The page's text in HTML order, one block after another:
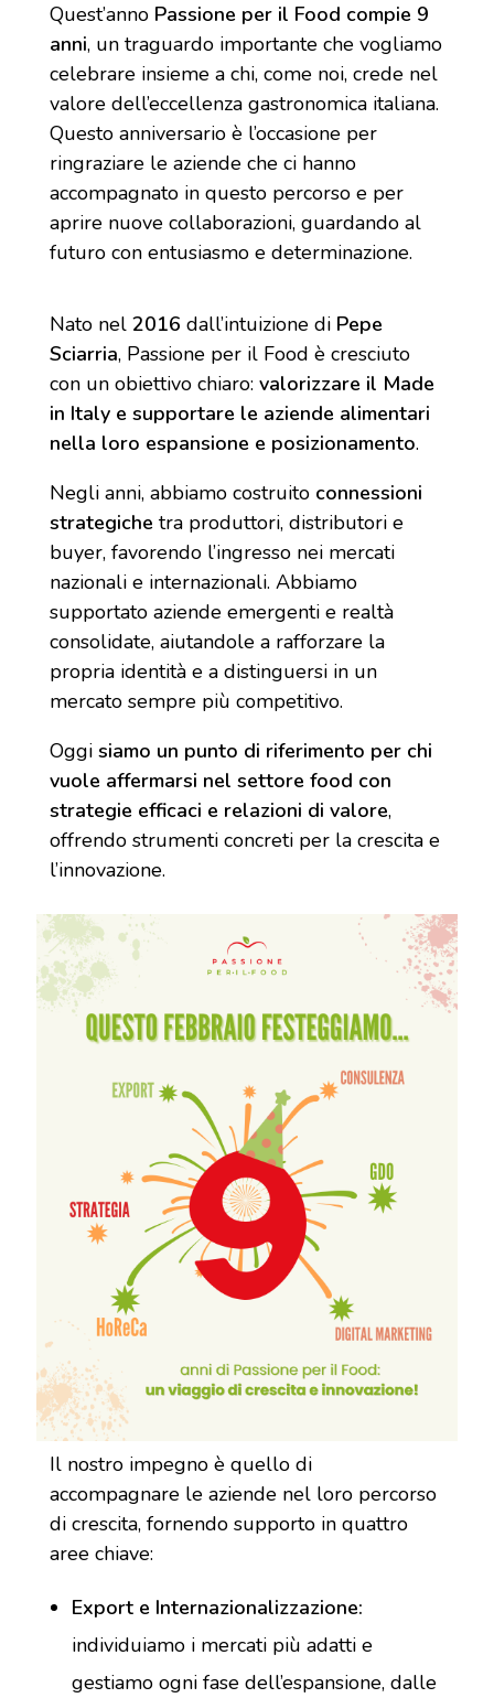
Quest’anno Passione per il Food compie 9
anni, un traguardo importante che vogliamo
celebrare insieme a chi, come noi, crede nel
valore dell’eccellenza gastronomica italiana.
Questo anniversario è l’occasione per
ringraziare le aziende che ci hanno
accompagnato in questo percorso e per
aprire nuove collaborazioni, guardando al
futuro con entusiasmo e determinazione.
Nato nel 2016 dall’intuizione di Pepe
Sciarria, Passione per il Food è cresciuto
con un obiettivo chiaro: valorizzare il Made
in Italy e supportare le aziende alimentari
nella loro espansione e posizionamento.
Negli anni, abbiamo costruito connessioni
strategiche tra produttori, distributori e
buyer, favorendo l’ingresso nei mercati
nazionali e internazionali. Abbiamo
supportato aziende emergenti e realtà
consolidate, aiutandole a rafforzare la
propria identità e a distinguersi in un
mercato sempre più competitivo.
Oggi siamo un punto di riferimento per chi
vuole affermarsi nel settore food con
strategie efficaci e relazioni di valore,
offrendo strumenti concreti per la crescita e
l’innovazione.
Il nostro impegno è quello di
accompagnare le aziende nel loro percorso
di crescita, fornendo supporto in quattro
aree chiave:
Export e Internazionalizzazione:
individuiamo i mercati più adatti e
gestiamo ogni fase dell’espansione, dalle